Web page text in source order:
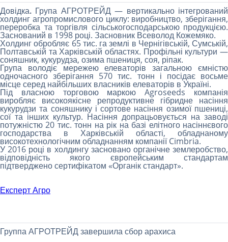
Довідка. Група АГРОТРЕЙД— вертикально інтегрований
холдинг агропромислового циклу: виробництво, зберігання,
переробка та торгівля сільськогосподарською продукцією.
Заснований в 1998 році. Засновник Всеволод Кожемяко.
Холдинг обробляє 65 тис. га землі в Чернігівській, Сумській,
Полтавській та Харківській областях. Профільні культури —
соняшник, кукурудза, озима пшениця, соя, ріпак.
Група володіє мережею елеваторів загальною ємністю
одночасного зберігання 570 тис. тонн і посідає восьме
місце серед найбільших власників елеваторів в Україні.
Під власною торговою маркою Agroseeds компанія
виробляє високоякісне репродуктивне гібридне насіння
кукурудзи та соняшнику і сортове насіння озимої пшениці,
сої та інших культур. Насіння допрацьовується на заводі
потужністю 20 тис. тонн на рік на базі елітного насіннєвого
господарства в Харківській області, обладнаному
високотехнологічним обладнанням компанії Cimbria.
У 2016 році в холдингу засновано органічне землеробство,
відповідність якого європейським стандартам
підтверджено сертифікатом «Органік стандарт».
Експерт Агро
Группа АГРОТРЕЙД завершила сбор арахиса